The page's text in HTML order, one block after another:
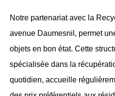
Notre partenariat avec la
avenue Daumesnil, permet
objets en bon état. Cette
spécialisée dans la
quotidien, accueille